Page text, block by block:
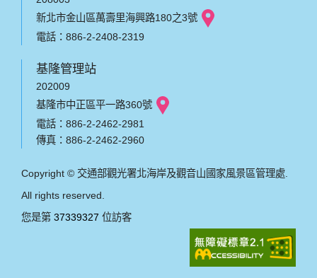
新北市金山區萬壽里海興路180之3號
電話：886-2-2408-2319
基隆管理站
202009
基隆市中正區平一路360號
電話：886-2-2462-2981
傳真：886-2-2462-2960
Copyright © 交通部觀光署北海岸及觀音山國家風景區管理處.
All rights reserved.
您是第 37339327 位訪客